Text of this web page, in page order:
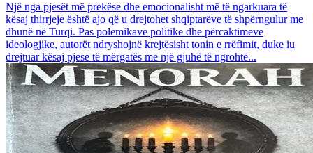
Një nga pjesët më prekëse dhe emocionalisht më të ngarkuara të
kësaj thirrjeje është ajo që u drejtohet shqiptarëve të shpërngulur me
dhunë në Turqi. Pas polemikave politike dhe përcaktimeve
ideologjike, autorët ndryshojnë krejtësisht tonin e rrëfimit, duke iu
drejtuar kësaj pjese të mërgatës me një gjuhë të ngrohtë...